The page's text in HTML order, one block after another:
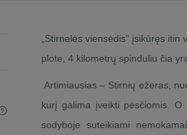
„Stirnelės viensėdis“ įsikūręs
plote, 4 kilometrų spinduliu čia
Artimiausias – Stirnių ežeras,
kurį galima įveikti pėsčiomis.
sodyboje suteikiami